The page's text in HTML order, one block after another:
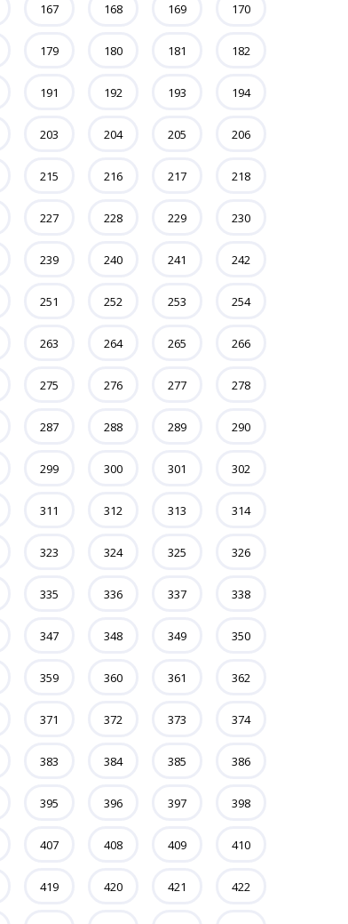
167 168 169 170
179 180 181 182
191 192 193 194
203 204 205 206
215 216 217 218
227 228 229 230
239 240 241 242
251 252 253 254
263 264 265 266
275 276 277 278
287 288 289 290
299 300 301 302
311 312 313 314
323 324 325 326
335 336 337 338
347 348 349 350
359 360 361 362
371 372 373 374
383 384 385 386
395 396 397 398
407 408 409 410
419 420 421 422